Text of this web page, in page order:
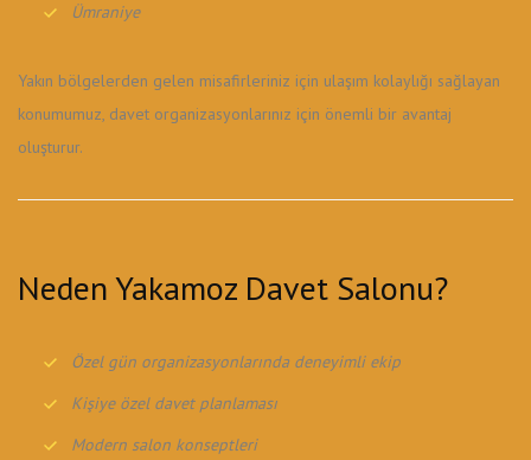
Ümraniye
Yakın bölgelerden gelen misafirleriniz için ulaşım kolaylığı sağlayan
konumumuz, davet organizasyonlarınız için önemli bir avantaj
oluşturur.
Neden Yakamoz Davet Salonu?
Özel gün organizasyonlarında deneyimli ekip
Kişiye özel davet planlaması
Modern salon konseptleri